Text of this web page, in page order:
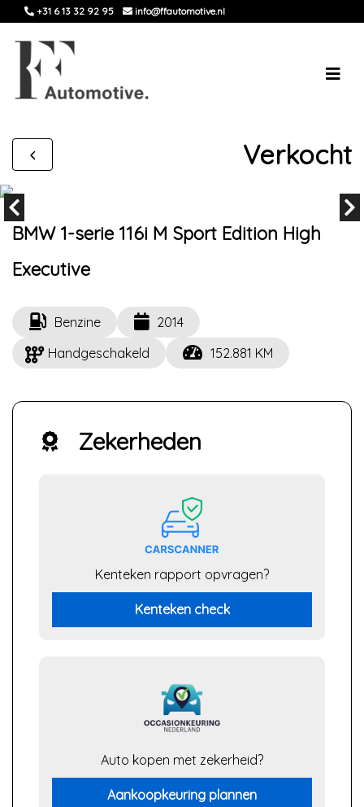
+31 6 13 32 92 95 info@ffautomotive.nl
Verkocht
BMW 1-serie 116i M Sport Edition High
Executive
Benzine
2014
Handgeschakeld
152.881 KM
Zekerheden
Kenteken rapport opvragen?
Kenteken check
Auto kopen met zekerheid?
Aankoopkeuring plannen